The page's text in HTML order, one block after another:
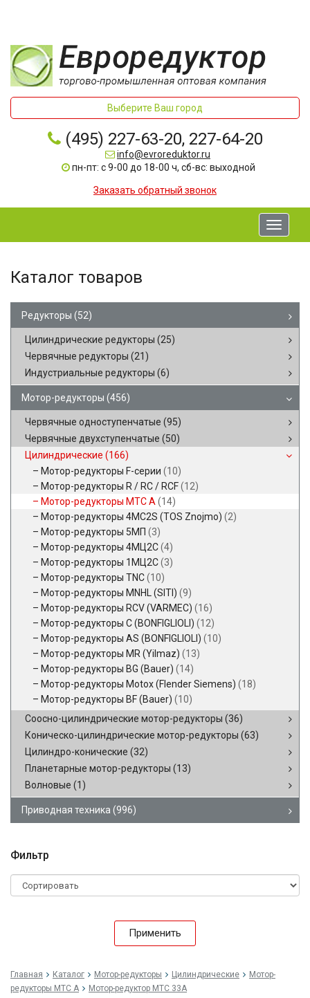
Выберите Ваш город
(495) 227-63-20, 227-64-20
info@evroreduktor.ru
пн-пт: с 9-00 до 18-00 ч, сб-вс: выходной
Заказать обратный звонок
Toggle
Каталог товаров
Редукторы (52)
Цилиндрические редукторы (25)
Червячные редукторы (21)
Индустриальные редукторы (6)
Мотор-редукторы (456)
Червячные одноступенчатые (95)
Червячные двухступенчатые (50)
Цилиндрические (166)
Мотор-редукторы F-серии (10)
Мотор-редукторы R / RC / RCF(12)
Мотор-редукторы MTC A (14)
Мотор-редукторы 4MC2S (TOS Znojmo) (2)
Мотор-редукторы 5МП (3)
Мотор-редукторы 4МЦ2С(4)
Мотор-редукторы 1МЦ2С(3)
Мотор-редукторы TNC(10)
Мотор-редукторы MNHL (SITI) (9)
Мотор-редукторы RCV (VARMEC) (16)
Мотор-редукторы C (BONFIGLIOLI) (12)
Мотор-редукторы AS (BONFIGLIOLI) (10)
Мотор-редукторы MR (Yilmaz) (13)
Мотор-редукторы BG (Bauer) (14)
Мотор-редукторы Motox (Flender Siemens) (18)
Мотор-редукторы BF (Bauer) (10)
Соосно-цилиндрические мотор-редукторы (36)
Коническо-цилиндрические мотор-редукторы (63)
Цилиндро-конические (32)
Планетарные мотор-редукторы (13)
Волновые (1)
Приводная техника (996)
Фильтр
Применить
Главная Каталог Мотор-редукторы Цилиндрические
Мотор-
редукторы MTC A
Мотор-редуктор MTC 33A